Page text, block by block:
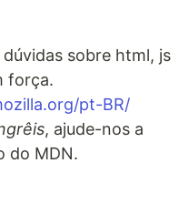
sobre html, js
força.
pt-BR/
, ajude-nos a
do MDN.